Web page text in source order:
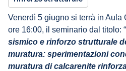
Venerdì 5 giugno si terrà in Aula
ore 16:00, il seminario dal titolo: “
sismico e rinforzo strutturale
muratura: sperimentazioni
muratura di calcarenite